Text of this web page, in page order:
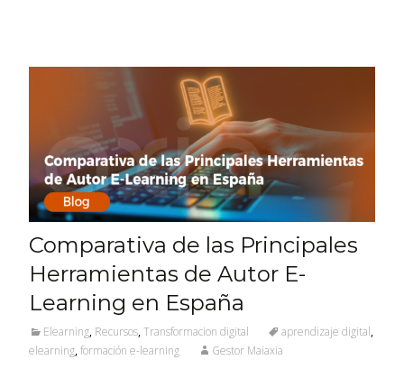
Comparativa de las Principales
Herramientas de Autor E-
Learning en España
Elearning, Recursos,Transformacion digital aprendizaje digital,
elearning,formación e-learning Gestor Maiaxia